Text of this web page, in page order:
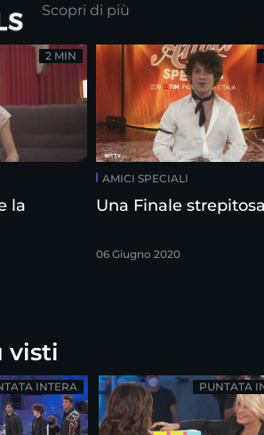
Scopri di più
la
2 MIN
AMICI SPECIALI
Una Finale
06 Giugno 2020
visti
INTERA PUNTATA